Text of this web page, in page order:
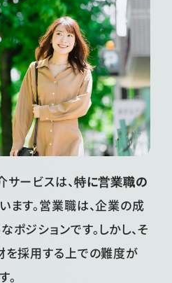
サービスは、特に営業職の
ます。営業職は、企業の成
ジションです。しかし、そ
を採用する上での難度が